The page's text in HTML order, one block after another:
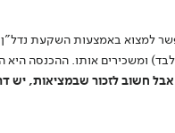
למצוא באמצעות השקעת
ומשכירים אותו. ההכנסה
אבל חשוב לזכור שבמציאות, יש